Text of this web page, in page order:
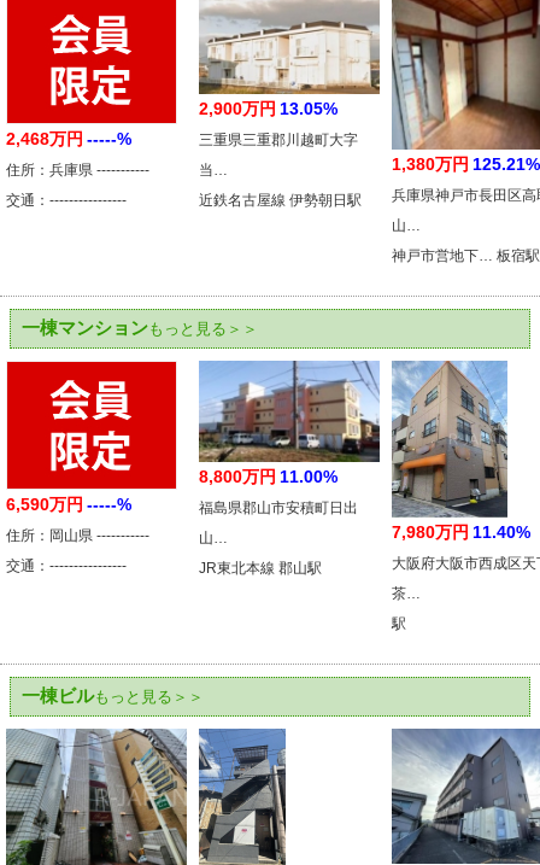
2,468万円 -----%
住所：兵庫県 -----------
交通：----------------
2,900万円 13.05%
三重県三重郡川越町大字
当…
近鉄名古屋線 伊勢朝日駅
1,380万円 125.21%
兵庫県神戸市長田区高
山…
神戸市営地下… 板宿駅
一棟マンションもっと見る＞＞
6,590万円 -----%
住所：岡山県 -----------
交通：----------------
8,800万円 11.00%
福島県郡山市安積町日出
山…
JR東北本線 郡山駅
7,980万円 11.40%
大阪府大阪市西成区天
茶…
駅
一棟ビルもっと見る＞＞